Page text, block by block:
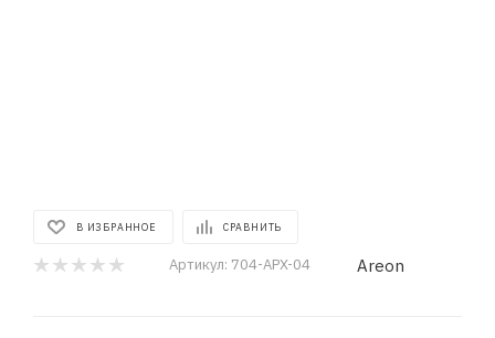
В ИЗБРАННОЕ СРАВНИТЬ
Артикул: 704-APX-04 Areon